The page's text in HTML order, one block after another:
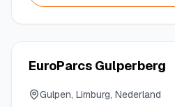
EuroParcs Gulperberg
Gulpen, Limburg, Nederland